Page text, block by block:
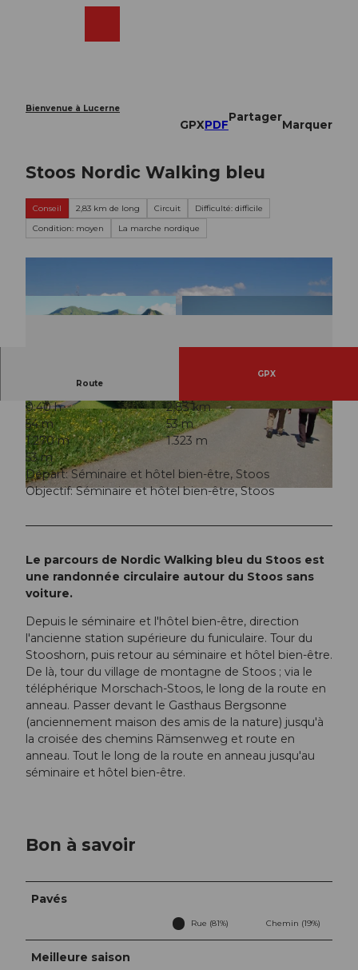
Bienvenue à Lucerne
GPXPDF
Partager
Marquer
Stoos Nordic Walking bleu
Conseil 2,83 km de long Circuit
Difficulté: difficile
Condition: moyen
La marche nordique
© Stoos-Muotatal Tourismus, Stoos-Muotatal Tourismus
© Stoos-Muotatal Tourismus, Stoos-Muotatal T
ourismus
© Stoos-Muotatal Tourismus, Stoos-Muotatal T
ourismus
Route
GPX
0:40 h
2,83 km
54 m
53 m
1.270 m
1.323 m
53 m
Départ: Séminaire et hôtel bien-être, Stoos
Objectif: Séminaire et hôtel bien-être, Stoos
Le parcours de Nordic Walking bleu du Stoos est
une randonnée circulaire autour du Stoos sans
voiture.
Depuis le séminaire et l'hôtel bien-être, direction
l'ancienne station supérieure du funiculaire. Tour du
Stooshorn, puis retour au séminaire et hôtel bien-être.
De là, tour du village de montagne de Stoos ; via le
téléphérique Morschach-Stoos, le long de la route en
anneau. Passer devant le Gasthaus Bergsonne
(anciennement maison des amis de la nature) jusqu'à
la croisée des chemins Rämsenweg et route en
anneau. Tout le long de la route en anneau jusqu'au
séminaire et hôtel bien-être.
Bon à savoir
Pavés
Rue (81%) Chemin (19%)
Meilleure saison